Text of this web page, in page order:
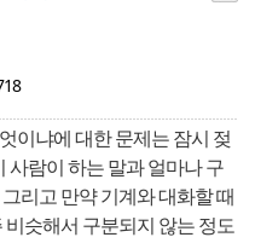
이냐에 대한 문제는 잠시 젖
사람이 하는 말과 얼마나 구
리고 만약 기계와 대화할 때
슷해서 구분되지 않는 정도